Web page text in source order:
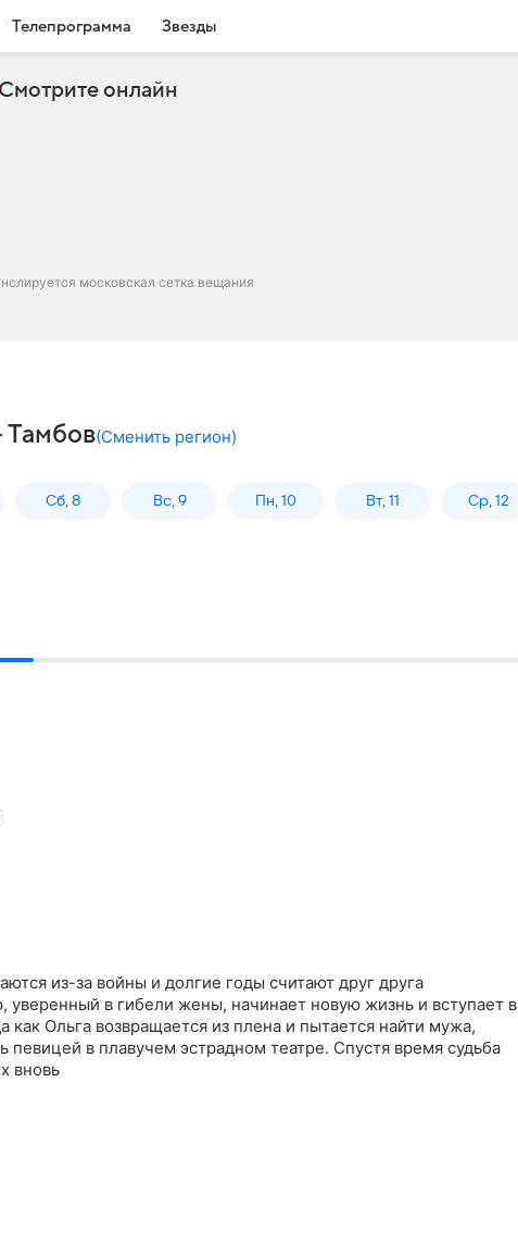
Телепрограмма Звезды
Смотрите онлайн
московская сетка вещания
Тамбов(Сменить регион)
Сб, 8 Вс, 9 Пн, 10 Вт, 11 Ср, 12
из-за войны и долгие годы считают друг друга
уверенный в гибели жены, начинает новую жизнь и вступает в
как Ольга возвращается из плена и пытается найти мужа,
певицей в плавучем эстрадном театре. Спустя время судьба
вновь